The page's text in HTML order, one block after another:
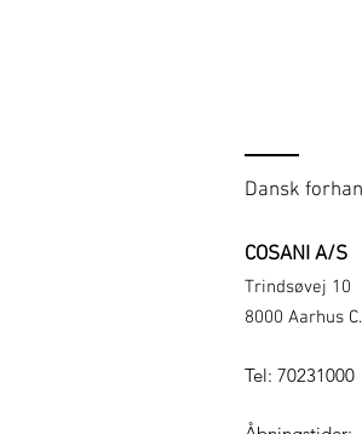
Dansk
COSANI A/S
Trindsøvej 10
8000 Aarhus C.
Tel: 70231000